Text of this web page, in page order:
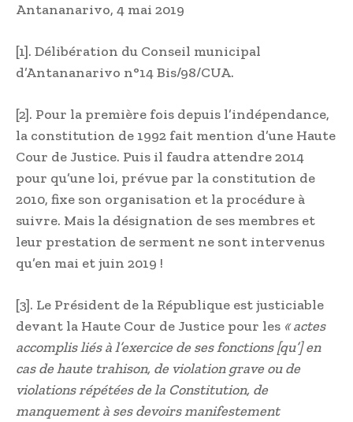
Antananarivo, 4 mai 2019
[1]. Délibération du Conseil municipal
d’Antananarivo n°14 Bis/98/CUA.
[2]. Pour la première fois depuis l’indépendance,
la constitution de 1992 fait mention d’une Haute
Cour de Justice. Puis il faudra attendre 2014
pour qu’une loi, prévue par la constitution de
2010, fixe son organisation et la procédure à
suivre. Mais la désignation de ses membres et
leur prestation de serment ne sont intervenus
qu’en mai et juin 2019 !
[3]. Le Président de la République est justiciable
devant la Haute Cour de Justice pour les « actes
accomplis liés à l’exercice de ses fonctions [qu’] en
cas de haute trahison, de violation grave ou de
violations répétées de la Constitution, de
manquement à ses devoirs manifestement